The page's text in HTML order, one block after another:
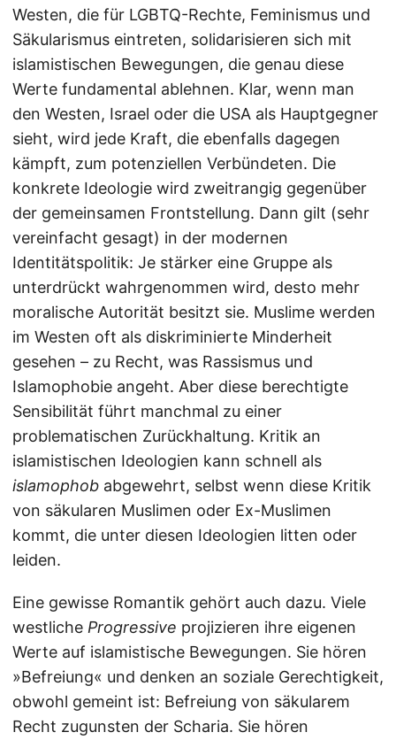
Westen, die für LGBTQ-Rechte, Feminismus und
Säkularismus eintreten, solidarisieren sich mit
islamistischen Bewegungen, die genau diese
Werte fundamental ablehnen. Klar, wenn man
den Westen, Israel oder die USA als Hauptgegner
sieht, wird jede Kraft, die ebenfalls dagegen
kämpft, zum potenziellen Verbündeten. Die
konkrete Ideologie wird zweitrangig gegenüber
der gemeinsamen Frontstellung. Dann gilt (sehr
vereinfacht gesagt) in der modernen
Identitätspolitik: Je stärker eine Gruppe als
unterdrückt wahrgenommen wird, desto mehr
moralische Autorität besitzt sie. Muslime werden
im Westen oft als diskriminierte Minderheit
gesehen – zu Recht, was Rassismus und
Islamophobie angeht. Aber diese berechtigte
Sensibilität führt manchmal zu einer
problematischen Zurückhaltung. Kritik an
islamistischen Ideologien kann schnell als
islamophob abgewehrt, selbst wenn diese Kritik
von säkularen Muslimen oder Ex-Muslimen
kommt, die unter diesen Ideologien litten oder
leiden.
Eine gewisse Romantik gehört auch dazu. Viele
westliche Progressive projizieren ihre eigenen
Werte auf islamistische Bewegungen. Sie hören
»Befreiung« und denken an soziale Gerechtigkeit,
obwohl gemeint ist: Befreiung von säkularem
Recht zugunsten der Scharia. Sie hören